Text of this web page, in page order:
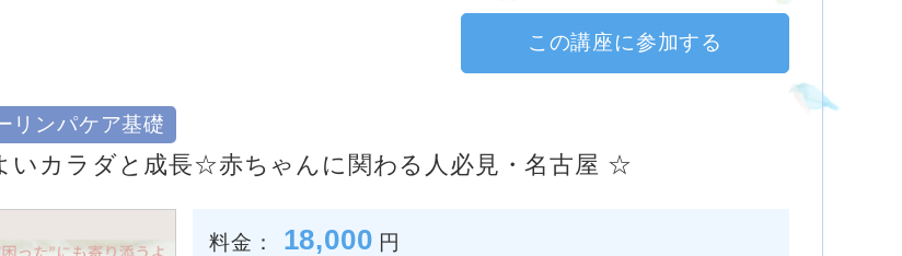
この講座に参加する
リンパケア基礎
いカラダと成長☆赤ちゃんに関わる人必見・名古屋 ☆
料金： 18,000 円